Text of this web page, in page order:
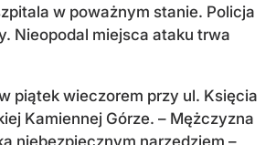
w poważnym stanie. Policja
Nieopodal miejsca ataku trwa
piątek wieczorem przy ul. Księcia
Kamiennej Górze. – Mężczyzna